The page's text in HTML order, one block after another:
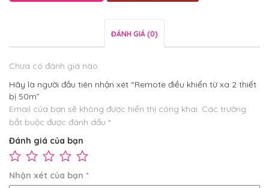
ĐÁNH GIÁ (0)
Chưa có đánh giá nào.
Hãy là người đầu tiên nhận xét “Remote điều khiển từ xa 2 thiết
bị 50m”
Email của bạn sẽ không được hiển thị công khai. Các trường
bắt buộc được đánh dấu *
Đánh giá của bạn
Nhận xét của bạn *